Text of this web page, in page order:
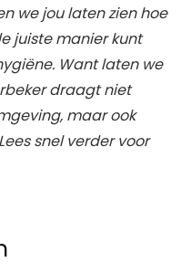
we jou laten zien hoe
juiste manier kunt
Want laten we
draagt niet
maar ook
snel verder voor